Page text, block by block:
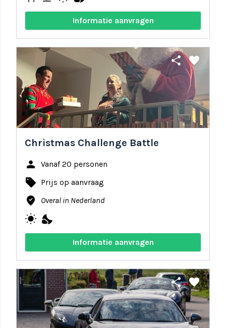
Informatie aanvragen
share favorite
Christmas Challenge Battle
person Vanaf 20 personen
local_offer Prijs op aanvraag
where_to_vote Overal in Nederland
wb_sunny nights_stay
Informatie aanvragen
share favorite